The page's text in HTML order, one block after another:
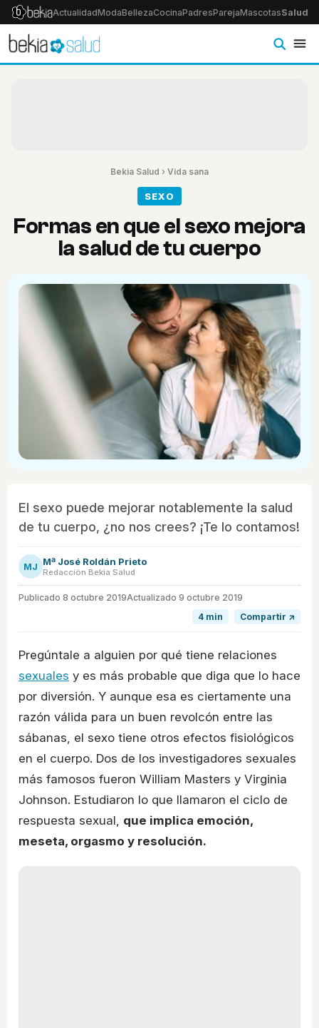
ActualidadModaBellezaCocinaPadresParejaMascotasSalud
Bekia Salud › Vida sana
SEXO
Formas en que el sexo mejora
la salud de tu cuerpo
El sexo puede mejorar notablemente la salud
de tu cuerpo, ¿no nos crees? ¡Te lo contamos!
MJ Mª José Roldán Prieto
Redacción Bekia Salud
Publicado 8 octubre 2019Actualizado 9 octubre 2019
4 min
Compartir ↗
Pregúntale a alguien por qué tiene relaciones
sexuales y es más probable que diga que lo hace
por diversión. Y aunque esa es ciertamente una
razón válida para un buen revolcón entre las
sábanas, el sexo tiene otros efectos fisiológicos
en el cuerpo. Dos de los investigadores sexuales
más famosos fueron William Masters y Virginia
Johnson. Estudiaron lo que llamaron el ciclo de
respuesta sexual, que implica emoción,
meseta, orgasmo y resolución.